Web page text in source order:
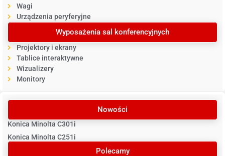
Wagi
Urządzenia peryferyjne
Wyposażenia sal konferencyjnych
Projektory i ekrany
Tablice interaktywne
Wizualizery
Monitory
Nowości
Konica Minolta C301i
Konica Minolta C251i
Polecamy